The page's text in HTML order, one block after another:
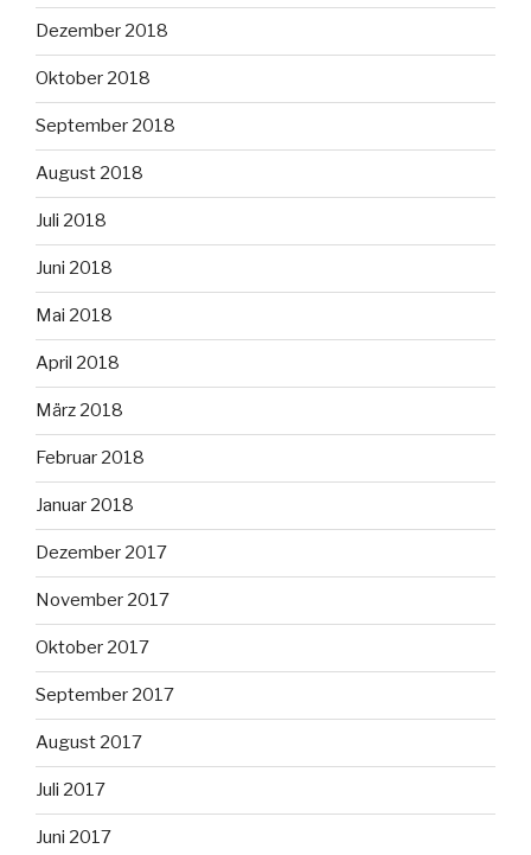
Dezember 2018
Oktober 2018
September 2018
August 2018
Juli 2018
Juni 2018
Mai 2018
April 2018
März 2018
Februar 2018
Januar 2018
Dezember 2017
November 2017
Oktober 2017
September 2017
August 2017
Juli 2017
Juni 2017